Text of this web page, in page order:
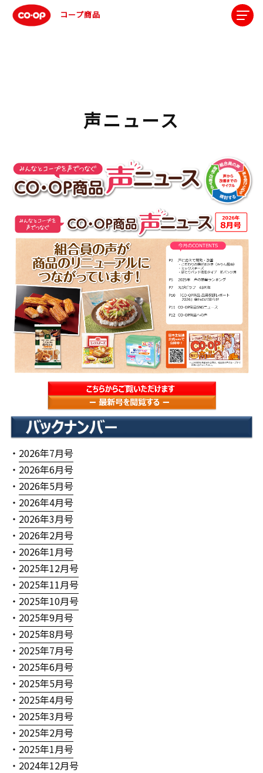
コープ商品
声ニュース
・ 2026年7月号
・ 2026年6月号
・ 2026年5月号
・ 2026年4月号
・ 2026年3月号
・ 2026年2月号
・ 2026年1月号
・ 2025年12月号
・ 2025年11月号
・ 2025年10月号
・ 2025年9月号
・ 2025年8月号
・ 2025年7月号
・ 2025年6月号
・ 2025年5月号
・ 2025年4月号
・ 2025年3月号
・ 2025年2月号
・ 2025年1月号
・ 2024年12月号